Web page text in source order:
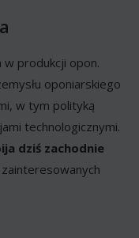
w produkcji opon.
oponiarskiego
w tym polityką
technologicznymi.
dziś zachodnie